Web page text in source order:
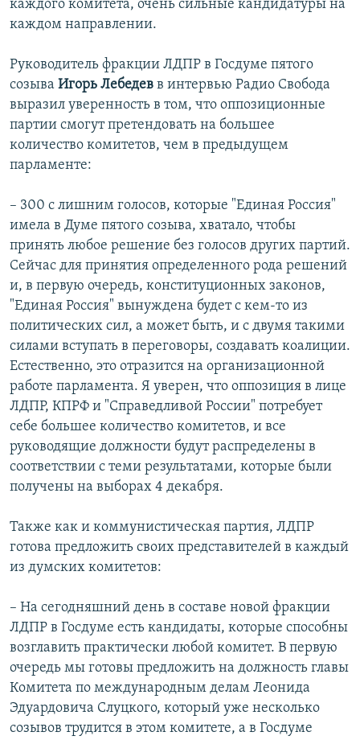
каждого комитета, очень сильные кандидатуры на
каждом направлении.
Руководитель фракции ЛДПР в Госдуме пятого
созыва Игорь Лебедев в интервью Радио Свобода
выразил уверенность в том, что оппозиционные
партии смогут претендовать на большее
количество комитетов, чем в предыдущем
парламенте:
– 300 с лишним голосов, которые "Единая Россия"
имела в Думе пятого созыва, хватало, чтобы
принять любое решение без голосов других партий.
Сейчас для принятия определенного рода решений
и, в первую очередь, конституционных законов,
"Единая Россия" вынуждена будет с кем-то из
политических сил, а может быть, и с двумя такими
силами вступать в переговоры, создавать коалиции.
Естественно, это отразится на организационной
работе парламента. Я уверен, что оппозиция в лице
ЛДПР, КПРФ и "Справедливой России" потребует
себе большее количество комитетов, и все
руководящие должности будут распределены в
соответствии с теми результатами, которые были
получены на выборах 4 декабря.
Также как и коммунистическая партия, ЛДПР
готова предложить своих представителей в каждый
из думских комитетов:
– На сегодняшний день в составе новой фракции
ЛДПР в Госдуме есть кандидаты, которые способны
возглавить практически любой комитет. В первую
очередь мы готовы предложить на должность главы
Комитета по международным делам Леонида
Эдуардовича Слуцкого, который уже несколько
созывов трудится в этом комитете, а в Госдуме